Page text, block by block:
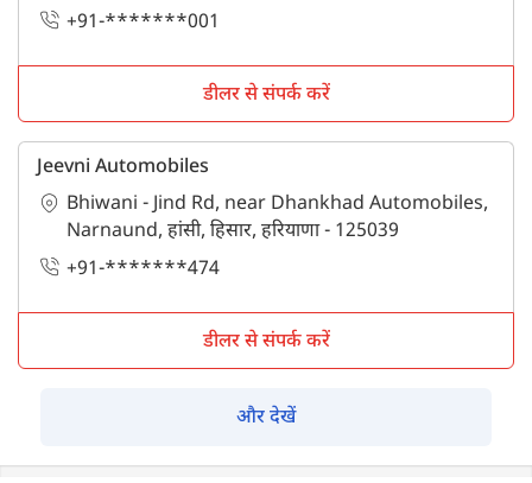
+91-*******001
डीलर से संपर्क करें
Jeevni Automobiles
Bhiwani - Jind Rd, near Dhankhad Automobiles,
Narnaund, हांसी, हिसार, हरियाणा - 125039
+91-*******474
डीलर से संपर्क करें
और देखें